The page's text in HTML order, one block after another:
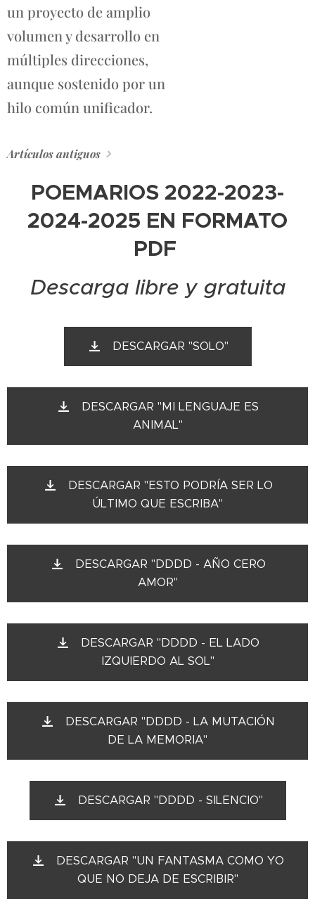
un proyecto de amplio
volumen y desarrollo en
múltiples direcciones,
aunque sostenido por un
hilo común unificador.
Artículos antiguos
POEMARIOS 2022-2023-
2024-2025 EN FORMATO
PDF
Descarga libre y gratuita
DESCARGAR "SOLO"
DESCARGAR "MI LENGUAJE ES
ANIMAL"
DESCARGAR "ESTO PODRÍA SER LO
ÚLTIMO QUE ESCRIBA"
DESCARGAR "DDDD - AÑO CERO
AMOR"
DESCARGAR "DDDD - EL LADO
IZQUIERDO AL SOL"
DESCARGAR "DDDD - LA MUTACIÓN
DE LA MEMORIA"
DESCARGAR "DDDD - SILENCIO"
DESCARGAR "UN FANTASMA COMO YO
QUE NO DEJA DE ESCRIBIR"